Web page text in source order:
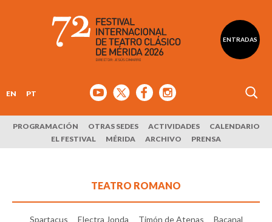
ENTRADAS
EN PT
PROGRAMACIÓN OTRAS SEDES ACTIVIDADES
CALENDARIO
EL FESTIVAL
MÉRIDA ARCHIVO PRENSA
TEATRO ROMANO
Spartacus Electra Jonda Timón de Atenas
Bacanal